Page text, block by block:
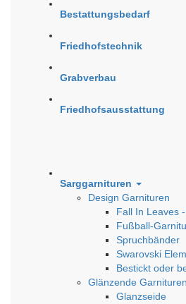
Bestattungsbedarf
Friedhofstechnik
Grabverbau
Friedhofsausstattung
Sarggarnituren
Design Garnituren
Fall In Leaves
Fußball-
Spruchbänder
Swarovski
Bestickt oder
Glänzende Garnituren
Glanzseide